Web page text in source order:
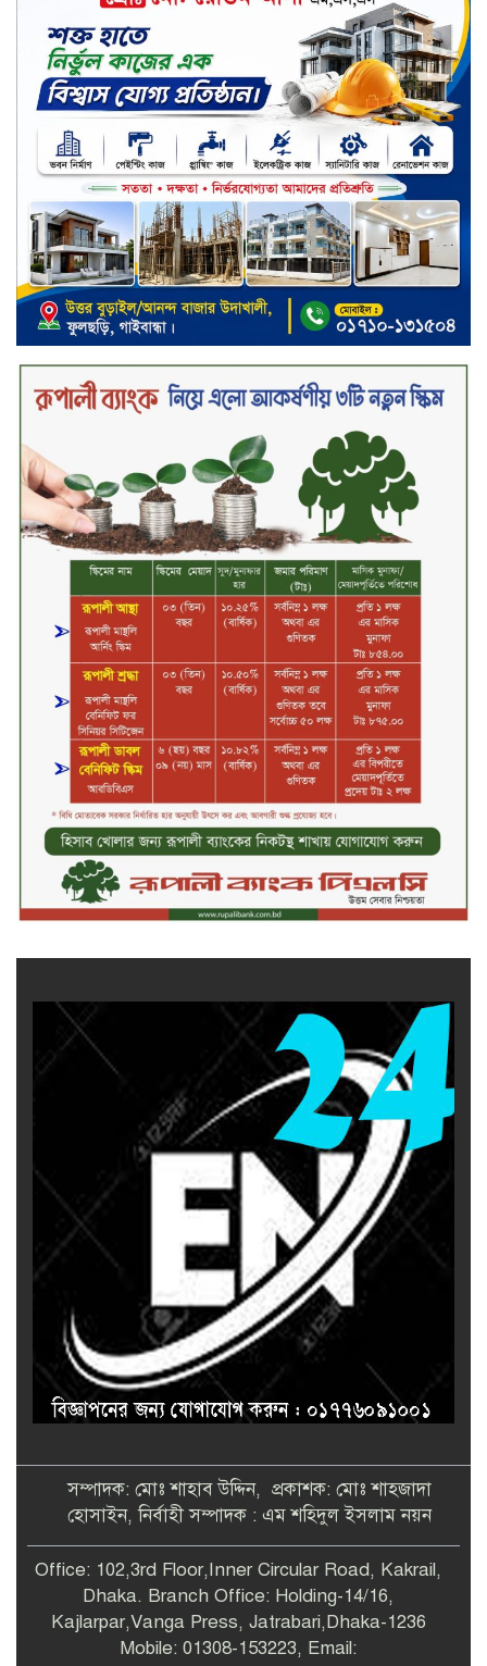
জুলাই গণঅভ্যুত্থান ছিল সর্বস্তরের
মানুষের আন্দোলন: মুহাম্মদ ইউনূস
গণতন্ত্র ও আত্মত্যাগের ইতিহাস সংরক্ষণ
করবে জুলাই স্মৃতি জাদুঘর: প্রধানমন্ত্রী
সিলেট ওসমানী বিমানবন্দরে সালাম
এয়ার চালু হচ্ছে ১লা সেপ্টেম্বর হতে
চুয়াডাঙ্গা আদালত চত্বরে ভুয়া
আইনজীবীসহ দুইজন আটক, ‘রায়
পাইয়ে দেওয়ার’ নামে লাখ লাখ টাকা
হাতিয়ে নেওয়ার অভিযোগ
নবীনগরে সোলার সিস্টেমে অনাবাদি
জমিতে আউশ আবাদে কৃষকের ভাগ্য
বদল
বিএটি বাংলাদেশের নতুন ব্যবস্থাপনা
পরিচালক কাখাবের বেনিদজে
ইউনিলিভার কনজ্যুমার কেয়ার
লিমিটেডের গুরুত্বপূর্ণ চার পদে নতুন
নিয়োগ
সম্পাদক: মোঃ শাহাব উদ্দিন, প্রকাশক: মোঃ শাহজাদা
হোসাইন, নির্বাহী সম্পাদক : এম শহিদুল ইসলাম নয়ন
Office: 102,3rd Floor,Inner Circular Road, Kakrail,
Dhaka. Branch Office: Holding-14/16,
Kajlarpar,Vanga Press, Jatrabari,Dhaka-1236
Mobile: 01308-153223, Email: